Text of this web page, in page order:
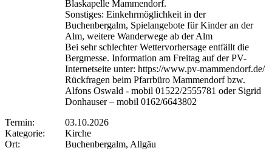
Blaskapelle Mammendorf.
Sonstiges: Einkehrmöglichkeit in der
Buchenbergalm, Spielangebote für Kinder an der
Alm, weitere Wanderwege ab der Alm
Bei sehr schlechter Wettervorhersage entfällt die
Bergmesse. Information am Freitag auf der PV-
Internetseite unter: https://www.pv-mammendorf.de/
Rückfragen beim Pfarrbüro Mammendorf bzw.
Alfons Oswald - mobil 01522/2555781 oder Sigrid
Donhauser – mobil 0162/6643802
Termin:
03.10.2026
Kategorie:
Kirche
Ort:
Buchenbergalm, Allgäu